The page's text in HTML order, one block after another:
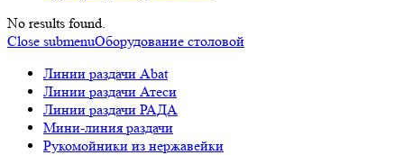
No results found.
Close submenuОборудование столовой
Линии раздачи Abat
Линии раздачи Атеси
Линии раздачи РАДА
Мини-линия раздачи
Рукомойники из нержавейки